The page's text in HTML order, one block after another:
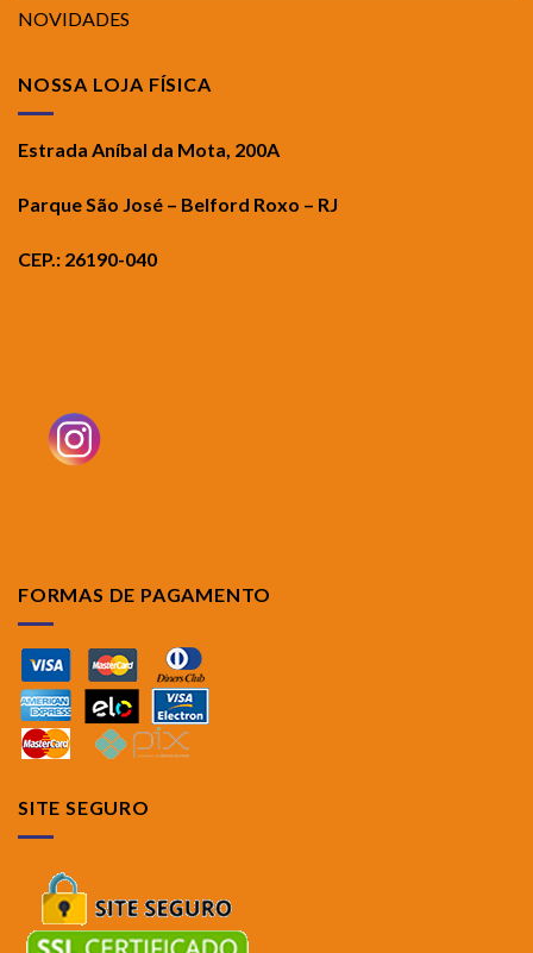
NOVIDADES
NOSSA LOJA FÍSICA
Estrada Aníbal da Mota, 200A
Parque São José – Belford Roxo – RJ
CEP.: 26190-040
FORMAS DE PAGAMENTO
SITE SEGURO